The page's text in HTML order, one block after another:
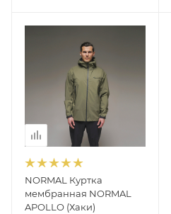
NORMAL Куртка
мембранная NORMAL
APOLLO (Хаки)